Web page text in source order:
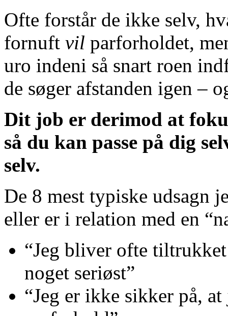
Ofte forstår de ikke selv,
fornuft vil parforholdet,
uro indeni så snart roen
de søger afstanden igen –
Dit job er derimod at
så du kan passe på dig
selv.
De 8 mest typiske udsagn
eller er i relation med en
“Jeg bliver ofte
noget seriøst”
“Jeg er ikke sikker på,